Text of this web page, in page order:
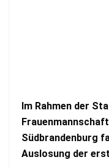
Im Rahmen der
Südbrandenburg
Auslosung der